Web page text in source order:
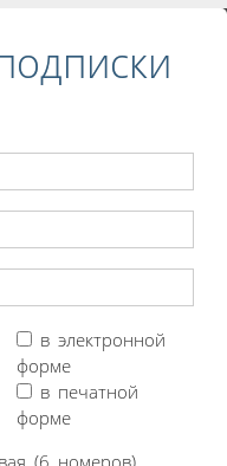
в электронной
форме
в печатной
форме